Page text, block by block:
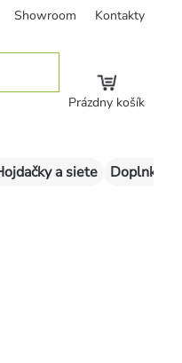
Showroom Kontakty
Prázdny košík
a siete Doplnky